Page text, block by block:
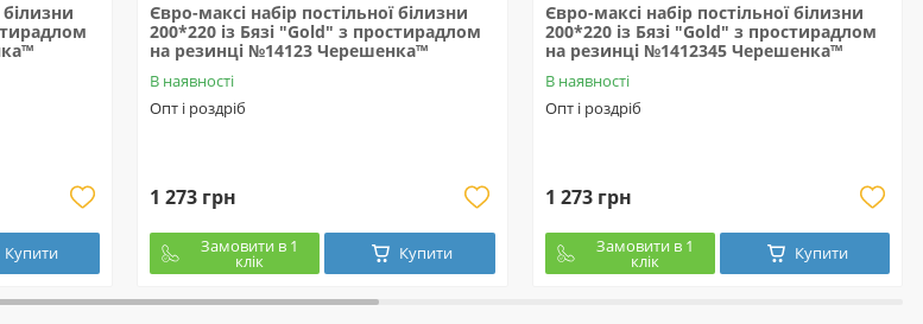
білизни
Купити
Євро-максі набір постільної білизни
200*220 із Бязі "Gold" з простирадлом
на резинці №14123 Черешенка™
В наявності
Опт і роздріб
1 273 грн
Замовити в 1
клік Купити
Євро-максі набір постільної білизни
200*220 із Бязі "Gold" з простирадлом
на резинці №1412345 Черешенка™
В наявності
Опт і роздріб
1 273 грн
Замовити в 1
клік Купити